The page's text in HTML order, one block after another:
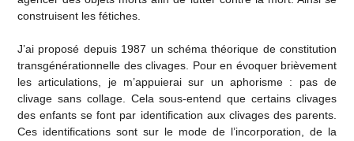
construisent les fétiches.
J’ai proposé depuis 1987 un schéma théorique de constitution
transgénérationnelle des clivages. Pour en évoquer brièvement
les articulations, je m’appuierai sur un aphorisme : pas de
clivage sans collage. Cela sous-entend que certains clivages
des enfants se font par identification aux clivages des parents.
Ces identifications sont sur le mode de l’incorporation, de la